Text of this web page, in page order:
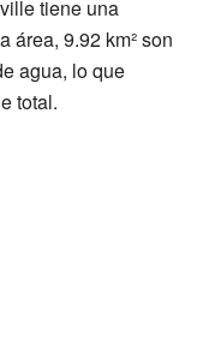
tiene una
área, 9.92 km² son
agua, lo que
total.